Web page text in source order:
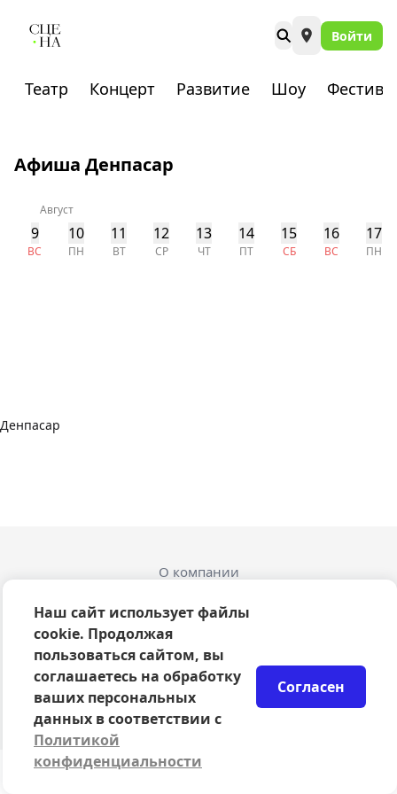
Войти
Театр Концерт Развитие Шоу
Афиша Денпасар
Август
9
ВС
10
ПН
11
ВТ
12
СР
13
ЧТ
14
ПТ
15
СБ
16
ВС
17
ПН
Денпасар
О компании
Политика конфиденциальности
Согласие на обработку персональных данных
Правила возврата билетов
Возврат билетов
Организаторам
© 2024-2026 ООО Сцена
Наш сайт использует файлы
cookie. Продолжая
пользоваться сайтом, вы
соглашаетесь на обработку
ваших персональных
данных в соответствии с
Политикой
конфиденциальности
Согласен